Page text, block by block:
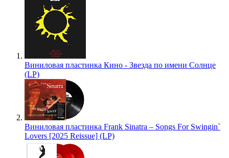
Виниловая пластинка Кино - Звезда по имени Солнце
(LP)
Виниловая пластинка Frank Sinatra – Songs For Swingin`
Lovers [2025 Reissue] (LP)